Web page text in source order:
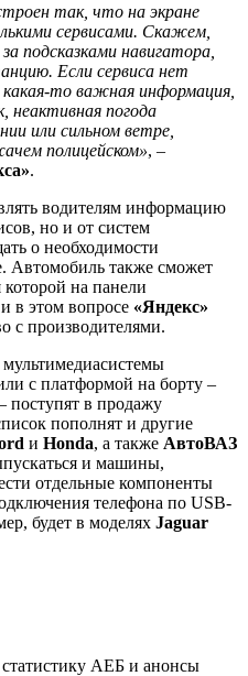
так, что на экране
сервисами. Скажем,
подсказками навигатора,
Если сервиса нет
какая-то важная информация,
неактивная погода
или сильном ветре,
полицейском», –
.
водителям информацию
но и от систем
о необходимости
Автомобиль также сможет
которой на панели
в этом вопросе «Яндекс»
с производителями.
мультимедиасистемы
с платформой на борту –
поступят в продажу
пополнят и другие
и Honda, а также АвтоВАЗ
и машины,
отдельные компоненты
телефона по USB-
будет в моделях Jaguar
АЕБ и анонсы